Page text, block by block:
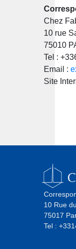
Chez
10 rue
75010
Tel :
Email :
Site
10 Rue
75017
Tel :